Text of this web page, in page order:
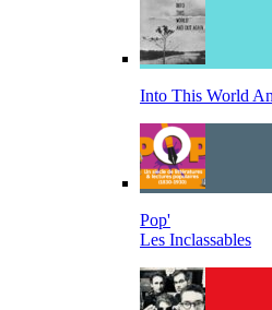
Into This World
Pop'
Les Inclassables